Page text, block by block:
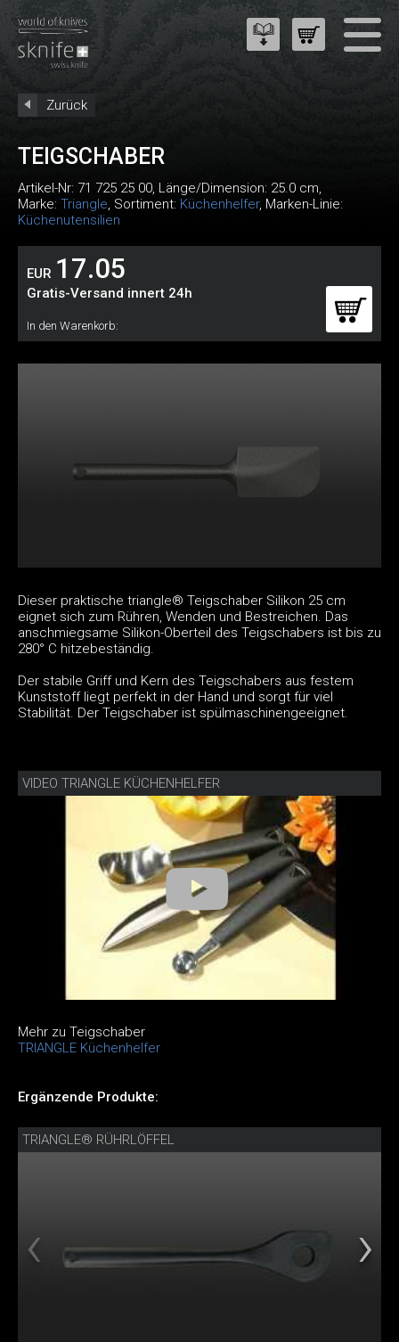
Zurück
TEIGSCHABER
Artikel-Nr: 71 725 25 00, Länge/Dimension: 25.0 cm,
Marke: Triangle, Sortiment: Küchenhelfer, Marken-Linie:
Küchenutensilien
EUR 17.05
Gratis-Versand innert 24h
In den Warenkorb:
Dieser praktische triangle® Teigschaber Silikon 25 cm
eignet sich zum Rühren, Wenden und Bestreichen. Das
anschmiegsame Silikon-Oberteil des Teigschabers ist bis zu
280° C hitzebeständig.
Der stabile Griff und Kern des Teigschabers aus festem
Kunststoff liegt perfekt in der Hand und sorgt für viel
Stabilität. Der Teigschaber ist spülmaschinengeeignet.
VIDEO TRIANGLE KÜCHENHELFER
Mehr zu Teigschaber
TRIANGLE Küchenhelfer
Ergänzende Produkte:
TRIANGLE® RÜHRLÖFFEL